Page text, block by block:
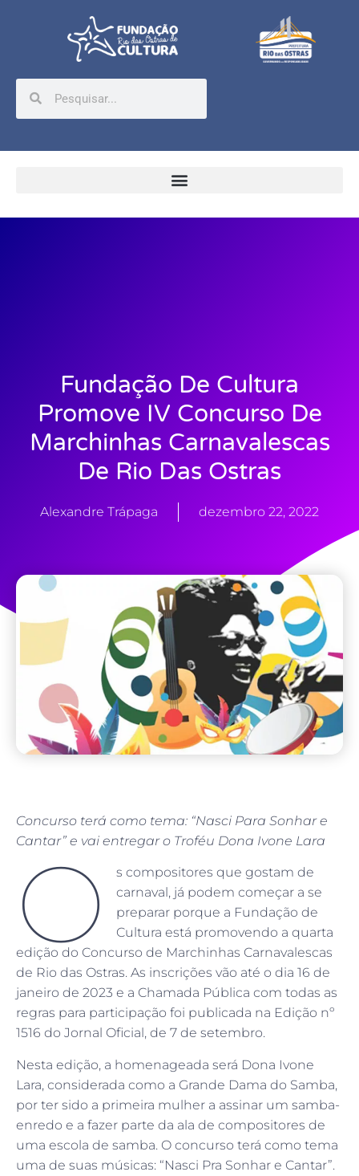
Fundação De Cultura
Promove IV Concurso De
Marchinhas Carnavalescas
De Rio Das Ostras
Alexandre Trápaga dezembro 22, 2022
Concurso terá como tema: “Nasci Para Sonhar e
Cantar” e vai entregar o Troféu Dona Ivone Lara
O
s compositores que gostam de
carnaval, já podem começar a se
preparar porque a Fundação de
Cultura está promovendo a quarta
edição do Concurso de Marchinhas Carnavalescas
de Rio das Ostras. As inscrições vão até o dia 16 de
janeiro de 2023 e a Chamada Pública com todas as
regras para participação foi publicada na Edição nº
1516 do Jornal Oficial, de 7 de setembro.
Nesta edição, a homenageada será Dona Ivone
Lara, considerada como a Grande Dama do Samba,
por ter sido a primeira mulher a assinar um samba-
enredo e a fazer parte da ala de compositores de
uma escola de samba. O concurso terá como tema
uma de suas músicas: “Nasci Pra Sonhar e Cantar”.